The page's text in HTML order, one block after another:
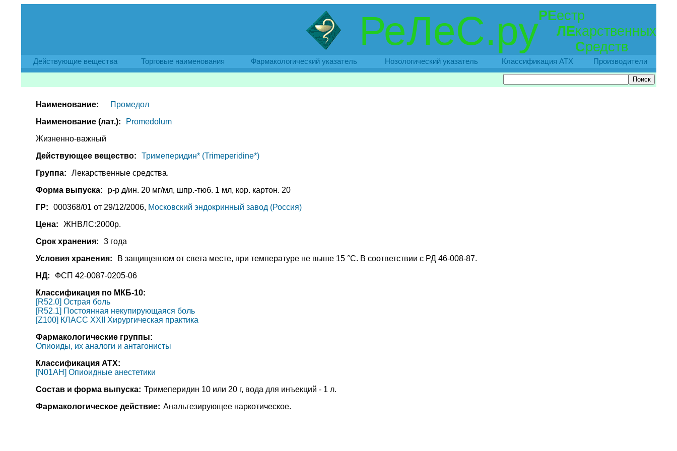
РеЛеС.руРЕестр
ЛЕкарственных
Средств
Действующие вещества Торговые наименования Фармакологический указатель Нозологический указатель Классификация АТХ Производители
Наименование:
Промедол
Наименование (лат.):
Promedolum
Жизненно-важный
Действующее вещество:
Тримеперидин* (Trimeperidine*)
Группа:
Лекарственные средства.
Форма выпуска:
р-р д/ин. 20 мг/мл, шпр.-тюб. 1 мл, кор. картон. 20
ГР:
000368/01 от 29/12/2006, Московский эндокринный завод (Россия)
Цена:
ЖНВЛС:2000р.
Срок хранения:
3 года
Условия хранения:
В защищенном от света месте, при температуре не выше 15 °C. В соответствии с РД 46-008-87.
НД:
ФСП 42-0087-0205-06
Классификация по МКБ-10:
[R52.0] Острая боль
[R52.1] Постоянная некупирующаяся боль
[Z100] КЛАСС XXII Хирургическая практика
Фармакологические группы:
Опиоиды, их аналоги и антагонисты
Классификация АТХ:
[N01AH] Опиоидные анестетики
Состав и форма выпуска: Тримеперидин 10 или 20 г, вода для инъекций - 1 л.
Фармакологическое действие: Анальгезирующее наркотическое.